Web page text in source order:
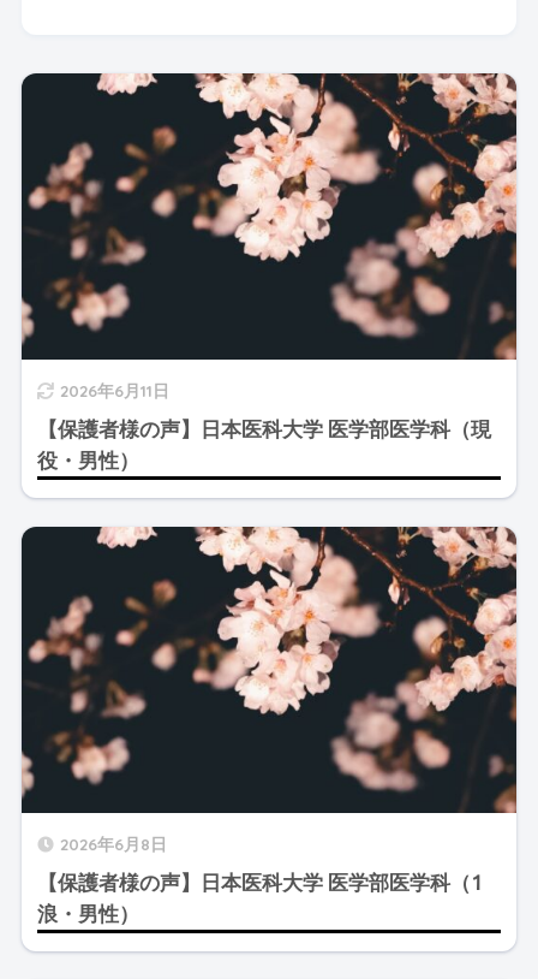
2026年6月11日
【保護者様の声】日本医科大学 医学部医学科（現
役・男性）
2026年6月8日
【保護者様の声】日本医科大学 医学部医学科（1
浪・男性）